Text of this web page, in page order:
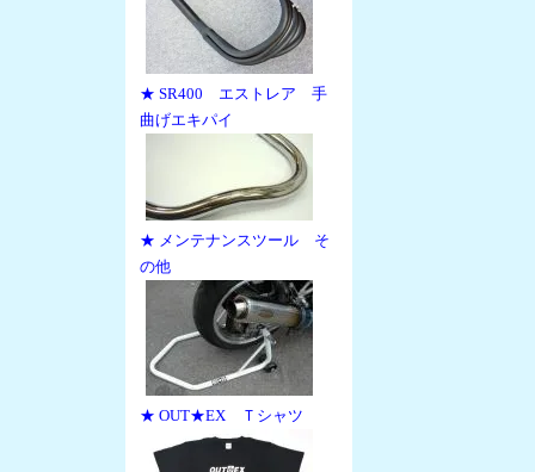
★ SR400 エストレア 手
曲げエキパイ
★ メンテナンスツール そ
の他
★ OUT★EX Ｔシャツ